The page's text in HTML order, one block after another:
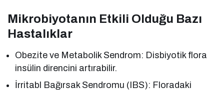
Mikrobiyotanın Etkili Olduğu Bazı
Hastalıklar
Obezite ve Metabolik Sendrom: Disbiyotik flora
insülin direncini artırabilir.
İrritabl Bağırsak Sendromu (IBS): Floradaki